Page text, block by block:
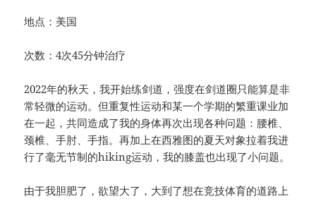
地点：美国
次数：4次45分钟治疗
2022年的秋天，我开始练剑道，强度在剑道圈只能算是非
常轻微的运动。但重复性运动和某一个学期的繁重课业加
在一起，共同造成了我的身体再次出现各种问题：腰椎、
颈椎、手肘、手指。再加上在西雅图的夏天对象拉着我进
行了毫无节制的hiking运动，我的膝盖也出现了小问题。
由于我胆肥了，欲望大了，大到了想在竞技体育的道路上